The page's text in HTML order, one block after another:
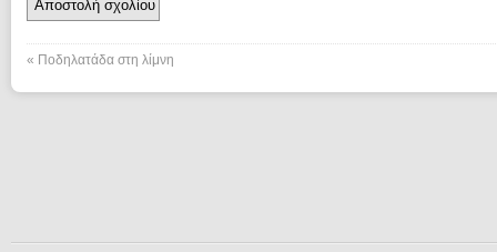
« Ποδηλατάδα στη λίμνη